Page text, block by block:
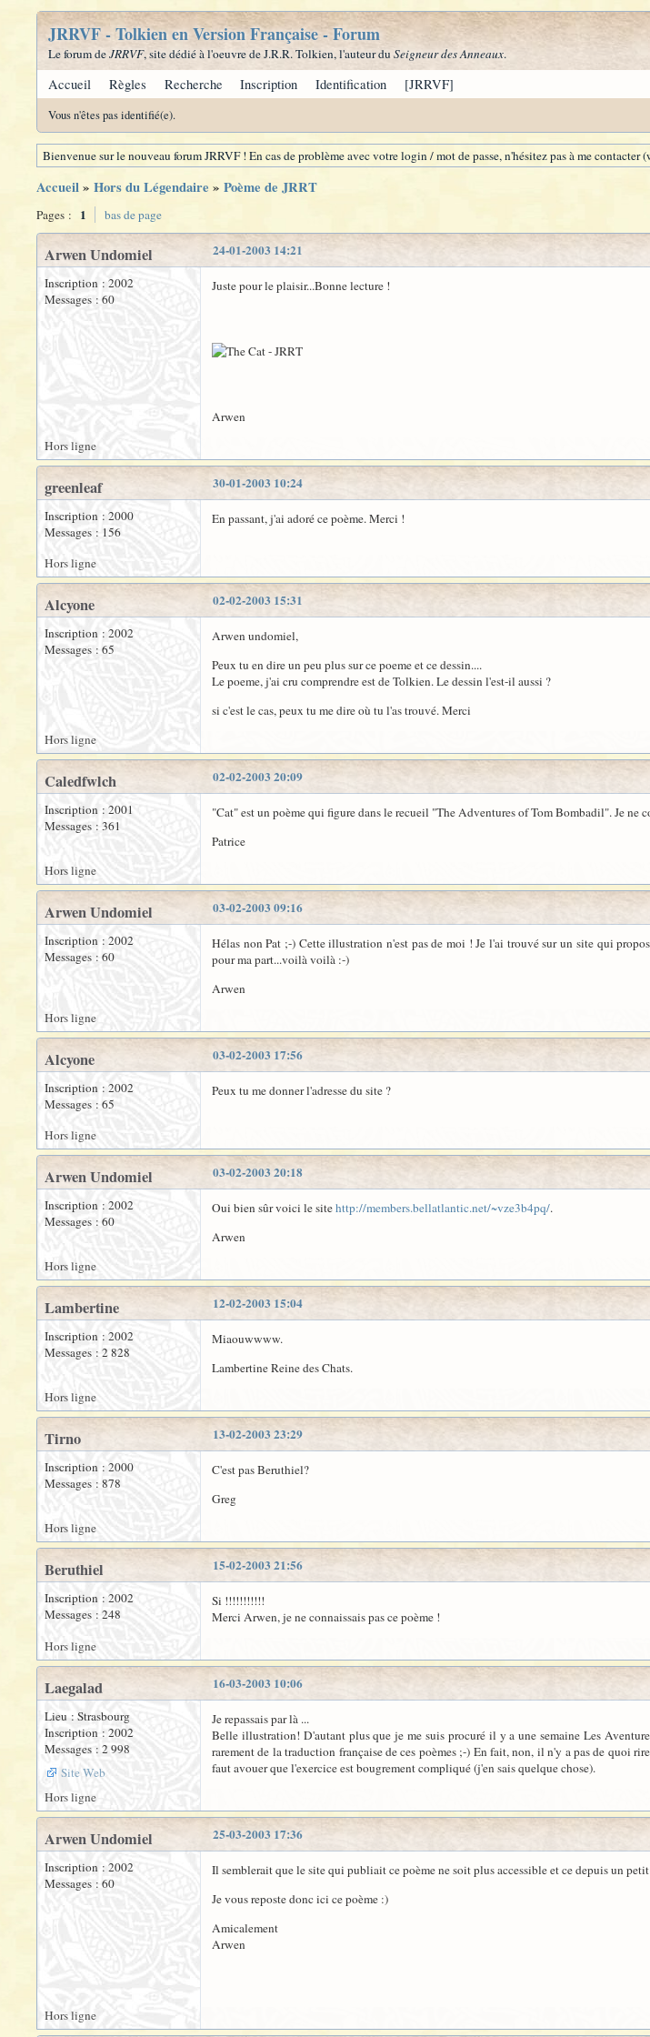
JRRVF - Tolkien en Version Française - Forum
Le forum deJRRVF, site dédié à l'oeuvre de J.R.R. Tolkien, l'auteur du Seigneur des Anneaux.
Accueil Règles Recherche Inscription Identification [JRRVF]
Vous n'êtes pas identifié(e).
Bienvenue sur le nouveau forum JRRVF ! En cas de problème avec votre login / mot de passe, n'hésitez pas à me contacter
Accueil» Hors du Légendaire » Poème de JRRT
Pages : 1 bas de page
24-01-2003 14:21
Arwen Undomiel
Inscription : 2002
Messages : 60
Juste pour le plaisir...Bonne lecture !
Arwen
Hors ligne
30-01-2003 10:24
greenleaf
Inscription : 2000
Messages : 156
En passant, j'ai adoré ce poème. Merci !
Hors ligne
02-02-2003 15:31
Alcyone
Inscription : 2002
Messages : 65
Arwen undomiel,
Peux tu en dire un peu plus sur ce poeme et ce dessin....
Le poeme, j'ai cru comprendre est de Tolkien. Le dessin l'est-il aussi ?
si c'est le cas, peux tu me dire où tu l'as trouvé. Merci
Hors ligne
02-02-2003 20:09
Caledfwlch
Inscription : 2001
Messages : 361
"Cat" est un poème qui figure dans le recueil "The Adventures of Tom Bombadil". Je
Patrice
Hors ligne
03-02-2003 09:16
Arwen Undomiel
Inscription : 2002
Messages : 60
Hélas non Pat ;-) Cette illustration n'est pas de moi ! Je l'ai trouvé sur un site qui
pour ma part...voilà voilà :-)
Arwen
Hors ligne
03-02-2003 17:56
Alcyone
Inscription : 2002
Messages : 65
Peux tu me donner l'adresse du site ?
Hors ligne
03-02-2003 20:18
Arwen Undomiel
Inscription : 2002
Messages : 60
Oui bien sûr voici le sitehttp://members.bellatlantic.net/~vze3b4pq/.
Arwen
Hors ligne
12-02-2003 15:04
Lambertine
Inscription : 2002
Messages : 2 828
Miaouwwww.
Lambertine Reine des Chats.
Hors ligne
13-02-2003 23:29
Tirno
Inscription : 2000
Messages : 878
C'est pas Beruthiel?
Greg
Hors ligne
15-02-2003 21:56
Beruthiel
Inscription : 2002
Messages : 248
Si !!!!!!!!!!!
Merci Arwen, je ne connaissais pas ce poème !
Hors ligne
16-03-2003 10:06
Laegalad
Lieu : Strasbourg
Inscription : 2002
Messages : 2 998
Site Web
Je repassais par là ...
Belle illustration! D'autant plus que je me suis procuré il y a une semaine Les
rarement de la traduction française de ces poèmes ;-) En fait, non, il n'y a pas de quoi
faut avouer que l'exercice est bougrement compliqué (j'en sais quelque chose).
Hors ligne
25-03-2003 17:36
Arwen Undomiel
Inscription : 2002
Messages : 60
Il semblerait que le site qui publiait ce poème ne soit plus accessible et ce depuis un
Je vous reposte donc ici ce poème :)
Amicalement
Arwen
Hors ligne